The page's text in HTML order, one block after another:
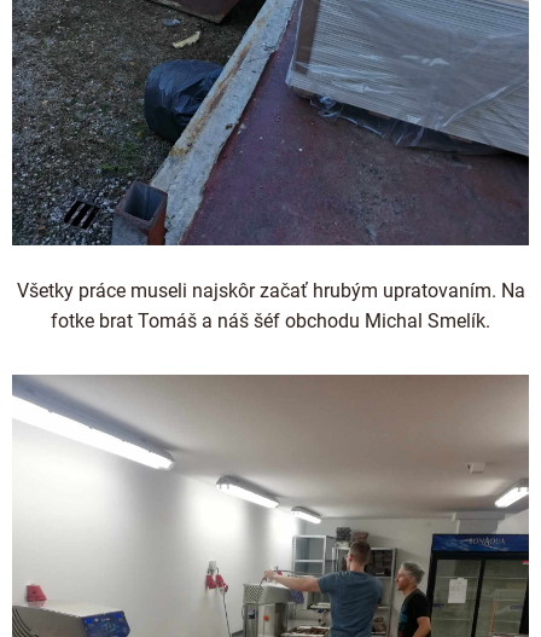
Všetky práce museli najskôr začať hrubým upratovaním. Na
fotke brat Tomáš a náš šéf obchodu Michal Smelík.